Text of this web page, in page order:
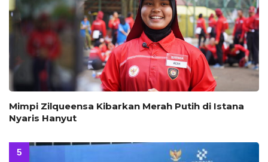
Mimpi Zilqueensa Kibarkan Merah Putih di Istana
Nyaris Hanyut